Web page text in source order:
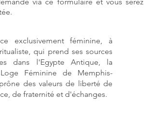
exclusivement féminine, à
qui prend ses sources
dans l'Egypte Antique, la
Féminine de Memphis-
des valeurs de liberté de
de fraternité et d'échanges.